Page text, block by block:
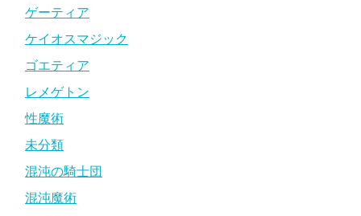
ゲーティア
ケイオスマジック
ゴエティア
レメゲトン
性魔術
未分類
混沌の騎士団
混沌魔術